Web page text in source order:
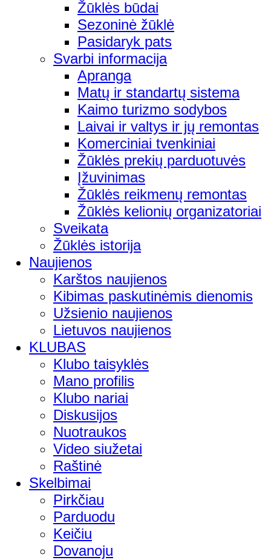
Žūklės būdai
Sezoninė žūklė
Pasidaryk pats
Svarbi informacija
Apranga
Matų ir standartų sistema
Kaimo turizmo sodybos
Laivai ir valtys ir jų remontas
Komerciniai tvenkiniai
Žūklės prekių parduotuvės
Įžuvinimas
Žūklės reikmenų remontas
Žūklės kelionių organizatoriai
Sveikata
Žūklės istorija
Naujienos
Karštos naujienos
Kibimas paskutinėmis dienomis
Užsienio naujienos
Lietuvos naujienos
KLUBAS
Klubo taisyklės
Mano profilis
Klubo nariai
Diskusijos
Nuotraukos
Video siužetai
Raštinė
Skelbimai
Pirkčiau
Parduodu
Keičiu
Dovanoju